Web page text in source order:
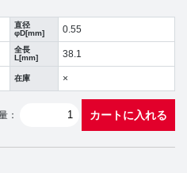
直径
φD[mm]
0.55
全長
L[mm]
38.1
在庫 ×
： カートに入れる